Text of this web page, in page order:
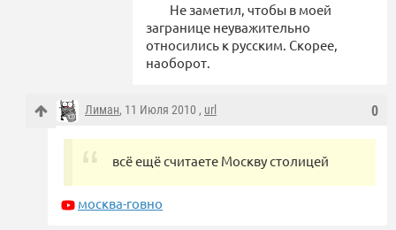
Не заметил, чтобы в моей
загранице неуважительно
относились к русским. Скорее,
наоборот.
0
Лиман, 11 Июля 2010 , url
всё ещё считаете Москву столицей
москва-говно